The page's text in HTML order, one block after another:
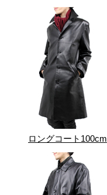
ロングコート100cm